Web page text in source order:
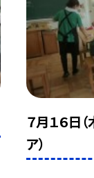
７月１６日
ア）